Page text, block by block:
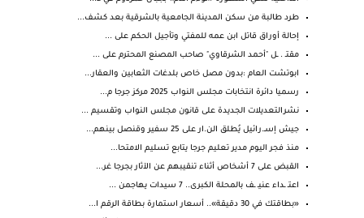
طرد طالبة من سكن المدينة الجامعية بالشرقية بعد كشف...
إحالة أوراق قاتل ابن عمه للمفتي وتأجيل الحكم على ...
مقتـ . ـل "أحمد الشرقاوي" صاحب المصنع المحترم على ...
ابوتشت العام :بدون مصل خاص بلدغات الثعابين والعقار...
رسميا دائرة انتخابات مجلس النواب 2025 ‏مركز جرجا م...
نشرالتعديلات الجديدة على قانون مجلس النواب وتقسيم ...
جيش إسـ.رائيل يُطلق الن.ار على 25 سفير وقنصل بينهم...
منذ فجر اليوم مدير تعليم جرجا يتابع تسليم الامتحا...
القبض على 7 أشخاص أثناء تنقيبهم عن الآثار بجرجا غر...
اعتـ ـداء عنيـ ـف بالمحلة الكبرى.. 7 سيدات يهاجمن ...
«بطاقتك في 30 دقيقة».. أسعار استمارة بطاقة الرقم ا...